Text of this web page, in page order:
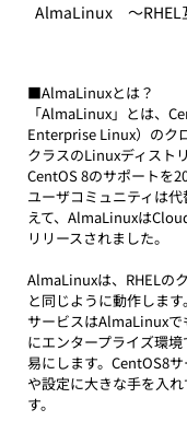
AlmaLinux　〜RHEL
■AlmaLinuxとは？
「AlmaLinux」とは、
Enterprise Linux）のク
クラスのLinuxディスト
CentOS 8のサポートを
ユーザコミュニティは
えて、AlmaLinuxは
リリースされました。
AlmaLinuxは、RHELの
と同じように動作しま
サービスはAlmaLinux
にエンタープライズ環
易にします。CentOS8
や設定に大きな手を入
す。